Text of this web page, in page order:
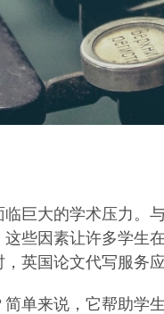
巨大的学术压力。
些因素让许多学生
英国论文代写服务
单来说，它帮助学